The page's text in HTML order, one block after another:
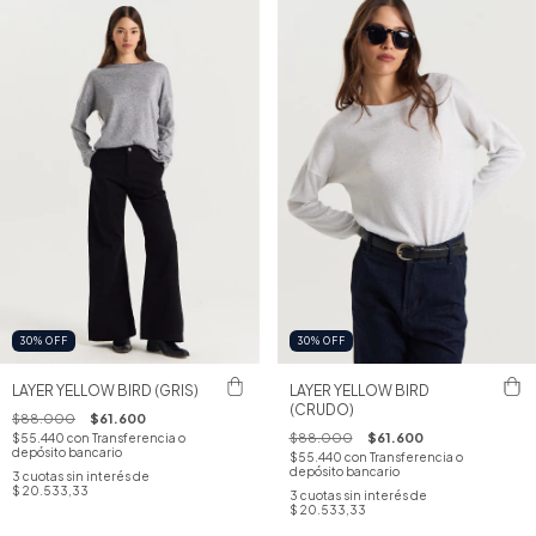
30% OFF
LAYER YELLOW BIRD (GRIS)
$88.000 $61.600
$55.440 con Transferencia o
depósito bancario
3 cuotas sin interés de
$ 20.533,33
30% OFF
LAYER YELLOW BIRD
(CRUDO)
$88.000 $61.600
$55.440 con Transferencia o
depósito bancario
3 cuotas sin interés de
$ 20.533,33